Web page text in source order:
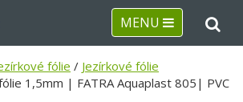
MENU
fólie / Jezírkové fólie
1,5mm | FATRA Aquaplast 805| PVC